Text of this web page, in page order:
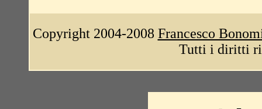
Copyright 2004-2008 Francesco
Tutti i diritti